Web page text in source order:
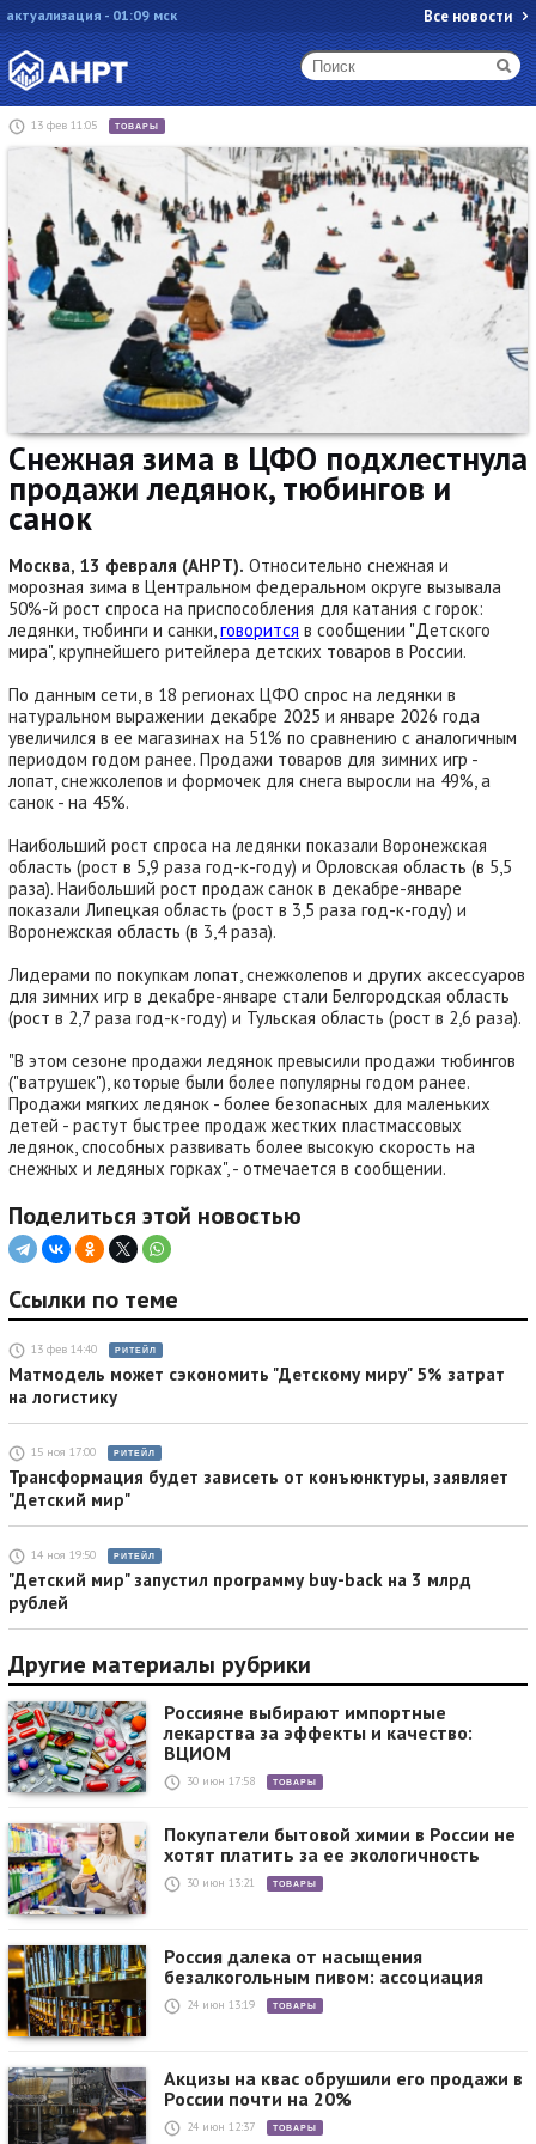
актуализация - 01:09 мск Все новости
13 фев 11:05 ТОВАРЫ
Снежная зима в ЦФО подхлестнула
продажи ледянок, тюбингов и
санок
Москва, 13 февраля (АНРТ). Относительно снежная и
морозная зима в Центральном федеральном округе вызывала
50%-й рост спроса на приспособления для катания с горок:
ледянки, тюбинги и санки,говорится в сообщении "Детского
мира", крупнейшего ритейлера детских товаров в России.
По данным сети, в 18 регионах ЦФО спрос на ледянки в
натуральном выражении декабре 2025 и январе 2026 года
увеличился в ее магазинах на 51% по сравнению с аналогичным
периодом годом ранее. Продажи товаров для зимних игр -
лопат, снежколепов и формочек для снега выросли на 49%, а
санок - на 45%.
Наибольший рост спроса на ледянки показали Воронежская
область (рост в 5,9 раза год-к-году) и Орловская область (в 5,5
раза). Наибольший рост продаж санок в декабре-январе
показали Липецкая область (рост в 3,5 раза год-к-году) и
Воронежская область (в 3,4 раза).
Лидерами по покупкам лопат, снежколепов и других аксессуаров
для зимних игр в декабре-январе стали Белгородская область
(рост в 2,7 раза год-к-году) и Тульская область (рост в 2,6 раза).
"В этом сезоне продажи ледянок превысили продажи тюбингов
("ватрушек"), которые были более популярны годом ранее.
Продажи мягких ледянок - более безопасных для маленьких
детей - растут быстрее продаж жестких пластмассовых
ледянок, способных развивать более высокую скорость на
снежных и ледяных горках", - отмечается в сообщении.
Поделиться этой новостью
Ссылки по теме
13 фев 14:40 РИТЕЙЛ
Матмодель может сэкономить "Детскому миру" 5% затрат
на логистику
15 ноя 17:00 РИТЕЙЛ
Трансформация будет зависеть от конъюнктуры, заявляет
"Детский мир"
14 ноя 19:50 РИТЕЙЛ
"Детский мир" запустил программу buy-back на 3 млрд
рублей
Другие материалы рубрики
Россияне выбирают импортные
лекарства за эффекты и качество:
ВЦИОМ
30 июн 17:58 ТОВАРЫ
Покупатели бытовой химии в России не
хотят платить за ее экологичность
30 июн 13:21 ТОВАРЫ
Россия далека от насыщения
безалкогольным пивом: ассоциация
24 июн 13:19 ТОВАРЫ
Акцизы на квас обрушили его продажи в
России почти на 20%
24 июн 12:37 ТОВАРЫ